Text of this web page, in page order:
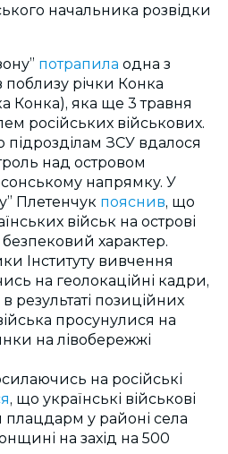
начальника розвідки
потрапила одна з
поблизу річки Конка
Конка), яка ще 3 травня
російських військових.
підрозділам ЗСУ вдалося
над островом
напрямку. У
Плетенчук пояснив, що
військ на острові
характер.
Інституту вивчення
на геолокаційні кадри,
результаті позиційних
просунулися на
на лівобережжі
на російські
, що українські військові
у районі села
на захід на 500